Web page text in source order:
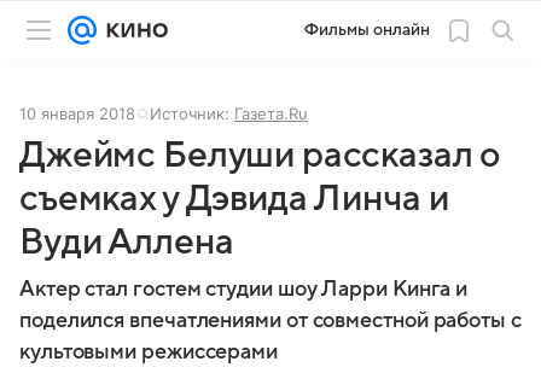
Фильмы онлайн
10 января 2018 Источник: Газета.Ru
Джеймс Белуши рассказал о
съемках у Дэвида Линча и
Вуди Аллена
Актер стал гостем студии шоу Ларри Кинга и
поделился впечатлениями от совместной работы с
культовыми режиссерами